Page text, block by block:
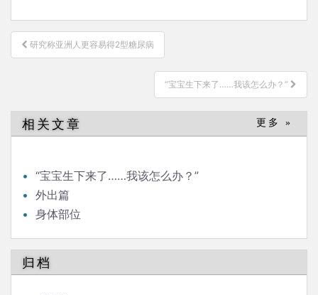
文
章
研究称亚洲人更容易得2型糖尿病
“宝宝生下来了……我该怎么办？”
相关文章 更多 »
“宝宝生下来了……我该怎么办？”
外出篇
身体部位
归档